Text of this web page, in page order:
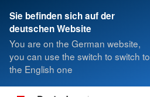
Sie befinden sich auf der
deutschen Website
You are on the German website,
you can use the switch to switch to
the English one